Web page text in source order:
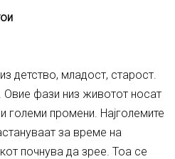
детство, младост, старост.
Овие фази низ животот носат
големи промени. Најголемите
за време на
почнува да зрее. Тоа се